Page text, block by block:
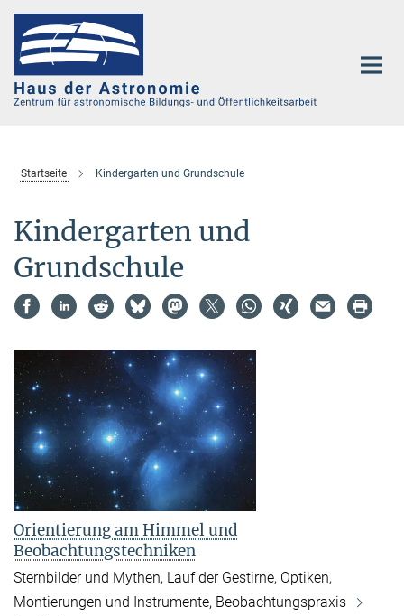
Hauptinhalt
Startseite Kindergarten und Grundschule
Kindergarten und
Grundschule
Orientierung am Himmel und
Beobachtungstechniken
Sternbilder und Mythen, Lauf der Gestirne, Optiken,
Montierungen und Instrumente, Beobachtungspraxis